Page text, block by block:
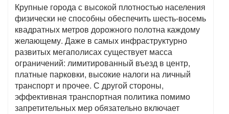
Крупные города с высокой плотностью населения
физически не способны обеспечить шесть-восемь
квадратных метров дорожного полотна каждому
желающему. Даже в самых инфраструктурно
развитых мегаполисах существует масса
ограничений: лимитированный въезд в центр,
платные парковки, высокие налоги на личный
транспорт и прочее. С другой стороны,
эффективная транспортная политика помимо
запретительных мер обязательно включает